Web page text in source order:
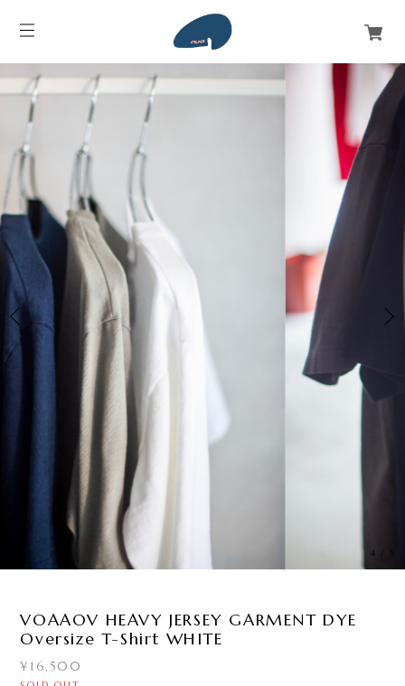
4 /8
VOAAOV HEAVY JERSEY GARMENT DYE
Oversize T-Shirt WHITE
¥16,500